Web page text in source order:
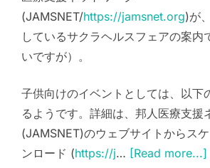
(JAMSNET/https://jamsnet.org)が
しているサクラヘルスフェアの案内
いですが）。
子供向けのイベントとしては、以下
るようです。詳細は、邦人医療支援
(JAMSNET)のウェブサイトからス
ンロード (https://j… [Read more...]